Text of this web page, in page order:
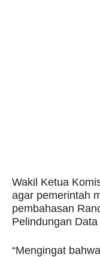
Wakil Ketua
agar pemerintah
pembahasan
Pelindungan
“Mengingat